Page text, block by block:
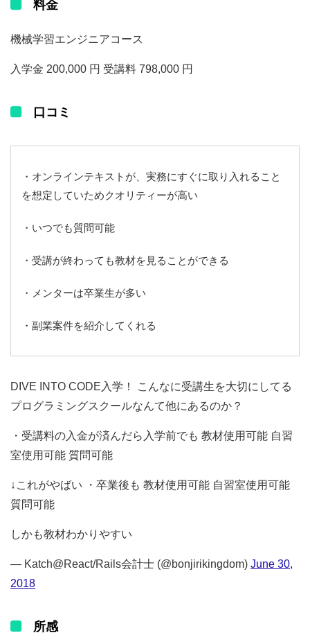
料金
機械学習エンジニアコース
入学金 200,000 円 受講料 798,000 円
口コミ
・オンラインテキストが、実務にすぐに取り入れること
を想定していためクオリティーが高い
・いつでも質問可能
・受講が終わっても教材を見ることができる
・メンターは卒業生が多い
・副業案件を紹介してくれる
DIVE INTO CODE入学！ こんなに受講生を大切にしてる
プログラミングスクールなんて他にあるのか？
・受講料の入金が済んだら入学前でも 教材使用可能 自習
室使用可能 質問可能
↓これがやばい ・卒業後も 教材使用可能 自習室使用可能
質問可能
しかも教材わかりやすい
— Katch@React/Rails会計士 (@bonjirikingdom) June 30,
2018
所感